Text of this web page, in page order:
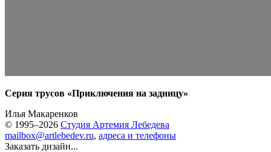
Серия трусов «Приключения на задницу»
Илья Макаренков
© 1995–2026 Студия Артемия Лебедева
mailbox@artlebedev.ru, адреса и телефоны
Заказать дизайн...